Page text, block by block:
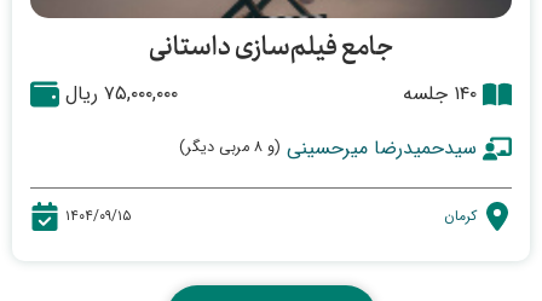
بهترین پژوهش
اشراق - هجرت از زمین
بهترین تدوین
جشنواره منطقه ای - جهان من
جامع فیلم‌سازی داستانی
۱۴۰ جلسه
۷۵,۰۰۰,۰۰۰ ریال
سیدحمیدرضا میرحسینی (و ۸ مربی دیگر)
کرمان ۱۴۰۴/۰۹/۱۵